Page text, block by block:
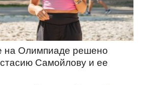
на Олимпиаде решено
Самойлову и ее